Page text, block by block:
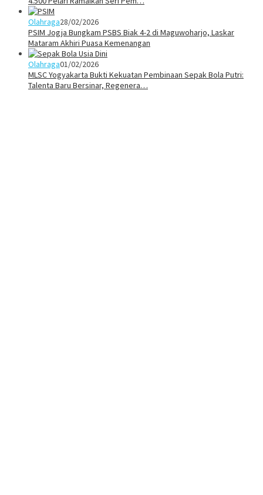
Olahraga28/02/2026
PSIM Jogja Bungkam PSBS Biak 4-2 di Maguwoharjo, Laskar
Mataram Akhiri Puasa Kemenangan
Olahraga01/02/2026
MLSC Yogyakarta Bukti Kekuatan Pembinaan Sepak Bola Putri:
Talenta Baru Bersinar, Regenera…